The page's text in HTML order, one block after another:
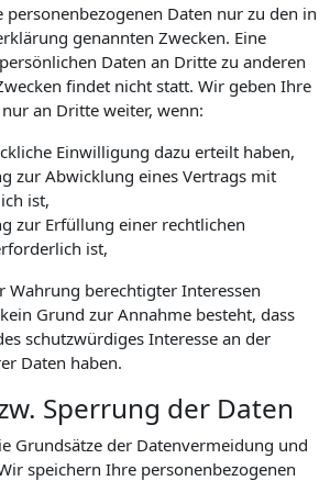
Daten nur zu den in
genannten Zwecken. Eine
Daten an Dritte zu anderen
findet nicht statt. Wir geben Ihre
an Dritte weiter, wenn:
Einwilligung dazu erteilt haben,
zur Abwicklung eines Vertrags mit
ist,
zur Erfüllung einer rechtlichen
ist,
Wahrung berechtigter Interessen
Grund zur Annahme besteht, dass
schutzwürdiges Interesse an der
Daten haben.
Sperrung der Daten
Grundsätze der Datenvermeidung und
speichern Ihre personenbezogenen